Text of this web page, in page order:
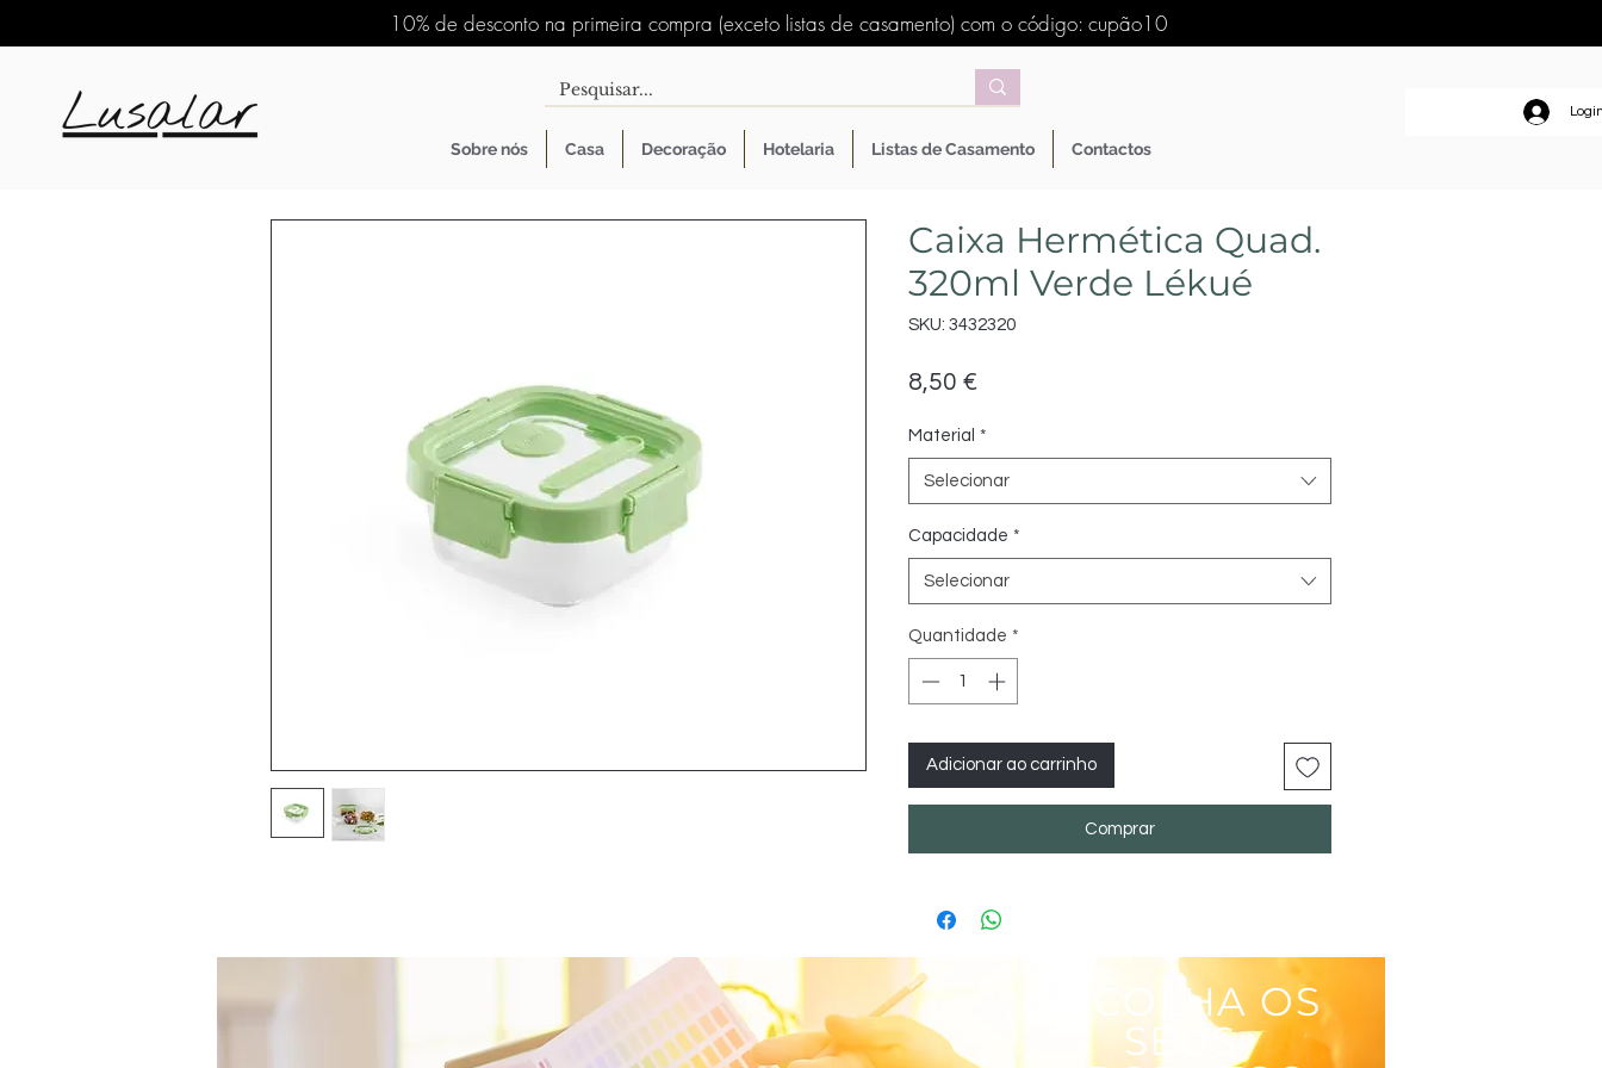
10% de desconto na primeira compra (exceto listas de casamento) com o código: cupão10
Caixa Hermética Quad.
320ml Verde Lékué
SKU: 3432320
8,50 €
Material *
Selecionar
Capacidade *
Selecionar
Quantidade *
Adicionar ao carrinho
Comprar
ESCOLHA OS
SEUS
Sobre nós Casa Decoração Hotelaria Listas de Casamento Contactos